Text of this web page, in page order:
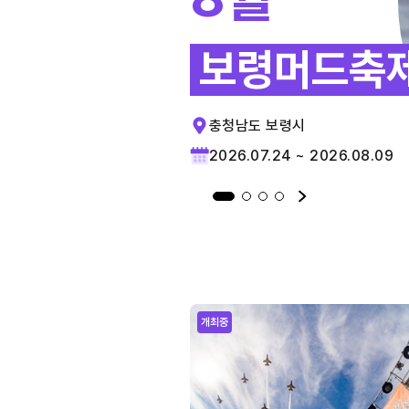
보령머드축
충청남도 보령시
2026.07.24 ~ 2026.08.09
개최중